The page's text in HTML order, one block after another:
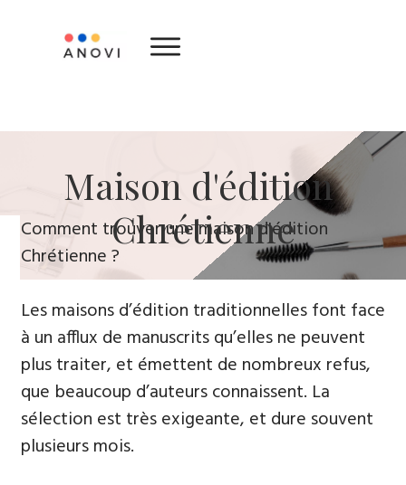
​Maison d'édition ​
Chrétienne
​Comment trouver une maison d'édition
Chrétienne ?
Les maisons d’édition traditionnelles font face
à un afflux de manuscrits qu’elles ne peuvent
plus traiter, et émettent de nombreux refus,
que beaucoup d’auteurs connaissent. La
sélection est très exigeante, et dure souvent
plusieurs mois.